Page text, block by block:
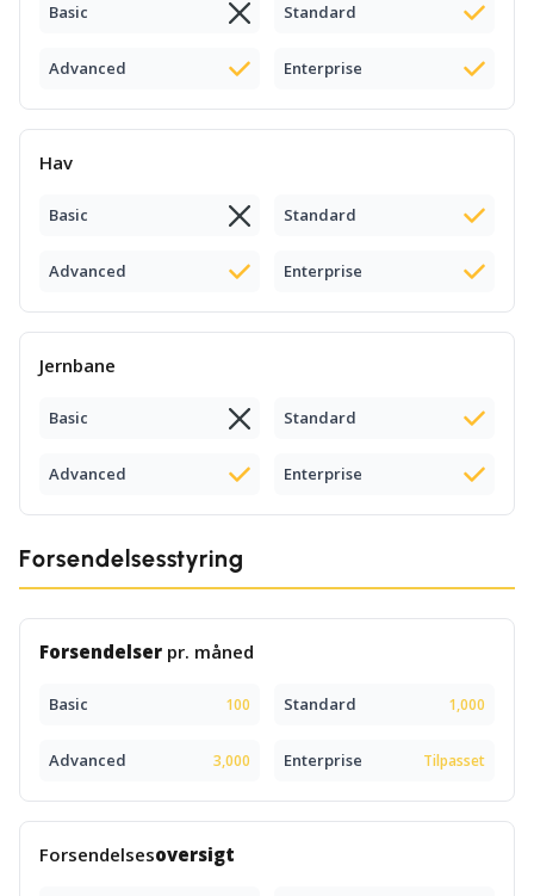
Basic Standard
Advanced Enterprise
Hav
Basic Standard
Advanced Enterprise
Jernbane
Basic Standard
Advanced Enterprise
Forsendelsesstyring
Forsendelser pr. måned
Basic 100 Standard 1,000
Advanced 3,000 Enterprise Tilpasset
Forsendelsesoversigt